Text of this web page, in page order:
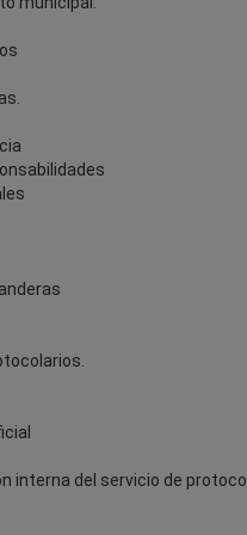
interna del servicio de